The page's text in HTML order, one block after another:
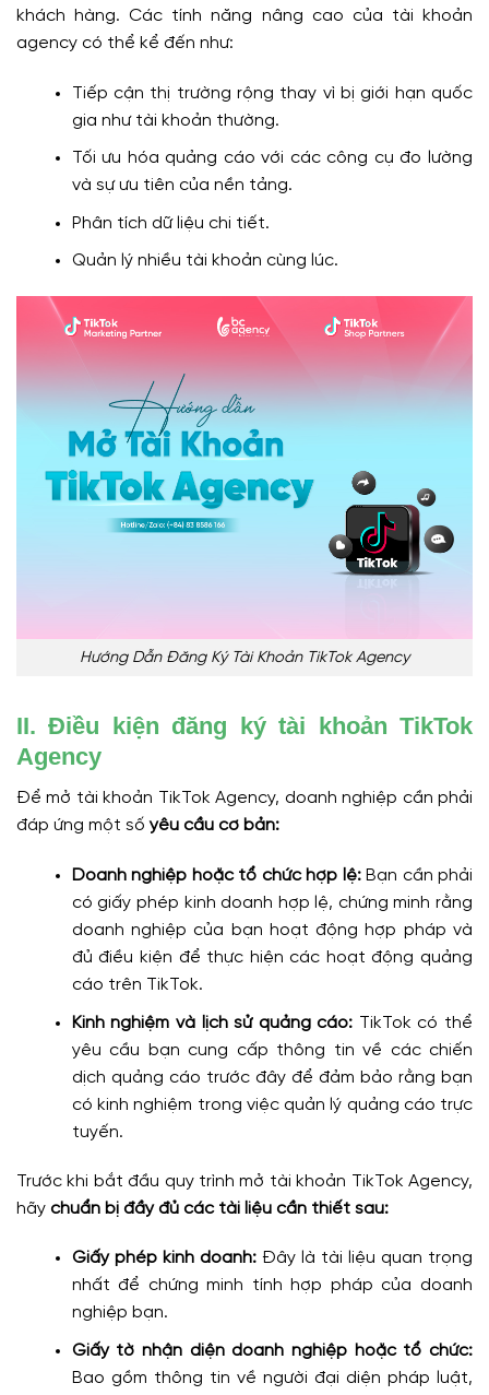
khách hàng. Các tính năng nâng cao của tài khoản
agency có thể kể đến như:
Tiếp cận thị trường rộng thay vì bị giới hạn quốc
gia như tài khoản thường.
Tối ưu hóa quảng cáo với các công cụ đo lường
và sự ưu tiên của nền tảng.
Phân tích dữ liệu chi tiết.
Quản lý nhiều tài khoản cùng lúc.
Hướng Dẫn Đăng Ký Tài Khoản TikTok Agency
II. Điều kiện đăng ký tài khoản TikTok
Agency
Để mở tài khoản TikTok Agency, doanh nghiệp cần phải
đáp ứng một sốyêu cầu cơ bản:
Doanh nghiệp hoặc tổ chức hợp lệ:Bạn cần phải
có giấy phép kinh doanh hợp lệ, chứng minh rằng
doanh nghiệp của bạn hoạt động hợp pháp và
đủ điều kiện để thực hiện các hoạt động quảng
cáo trên TikTok.
Kinh nghiệm và lịch sử quảng cáo: TikTok có thể
yêu cầu bạn cung cấp thông tin về các chiến
dịch quảng cáo trước đây để đảm bảo rằng bạn
có kinh nghiệm trong việc quản lý quảng cáo trực
tuyến.
Trước khi bắt đầu quy trình mở tài khoản TikTok Agency,
hãy chuẩn bị đầy đủ các tài liệu cần thiết sau:
Giấy phép kinh doanh:Đây là tài liệu quan trọng
nhất để chứng minh tính hợp pháp của doanh
nghiệp bạn.
Giấy tờ nhận diện doanh nghiệp hoặc tổ chức:
Bao gồm thông tin về người đại diện pháp luật,